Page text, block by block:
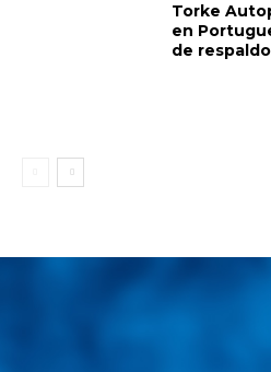
Torke
en
de